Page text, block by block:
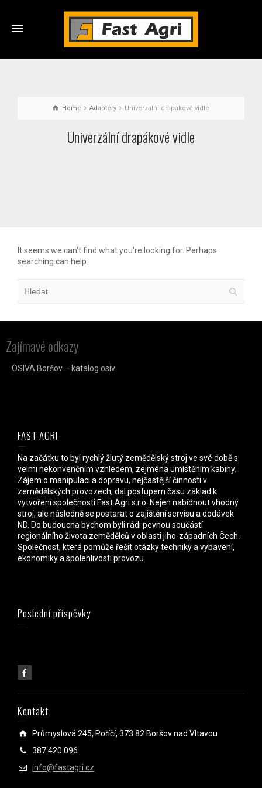
Home Adaptéry Univerzální drapákové vidle
Univerzální drapákové vidle
It seems we can’t find what you’re looking for. Perhaps
searching can help.
Zajímavé odkazy
OSIVA Boršov – katalog osiv
FAST AGRI
Na začátku to byl rychlý žlutý zemědělský stroj ve své době s
velmi nekonvenčním vzhledem, zejména umístěním kabiny.
Zájem o manipulaci a dopravu, nejčastější činnosti v
zemědělských provozech, dal postupem času základ k
vytvoření společnosti Fast Agri s.r.o. Nejen nabídnout vhodný
stroj, ale následně se postarat o zajištění servisu a dodávek
ND. Do budoucna bychom byli rádi pevnou součástí
regionálního života zemědělců v oblasti jiho-západních Čech.
Společnost, která pomůže řešit otázky techniky a vybavení,
ekonomiky a spolehlivosti provozu.
Poslední příspěvky
Kontakt
Průmyslová 245, Poříčí, 373 82 Boršov nad Vltavou
387 420 096
info@fastagri.cz